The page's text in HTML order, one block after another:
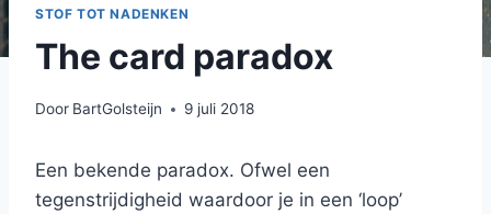
STOF TOT NADENKEN
The card paradox
Door BartGolsteijn 9 juli 2018
Een bekende paradox. Ofwel een
tegenstrijdigheid waardoor je in een ‘loop’